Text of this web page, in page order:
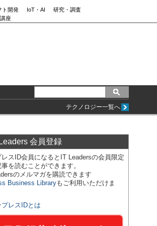
ト開発 IoT・AI
研究・調査
座
テクノロジー一覧へ
会員登録
スID会員になるとIT Leadersの会員限定
を読むことができます。
のメルマガを購読できます
Business Libraryもご利用いただけま
プレスIDとは